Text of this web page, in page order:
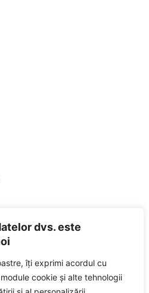
dvs. este
îți exprimi acordul cu
cookie și alte tehnologii